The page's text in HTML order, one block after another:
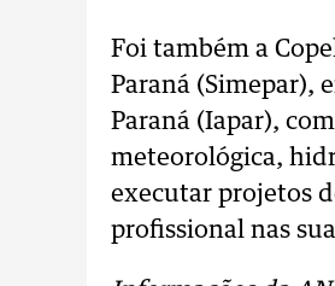
Foi também a
Paraná (Simepar),
Paraná (Iapar),
meteorológica,
executar projetos
profissional nas